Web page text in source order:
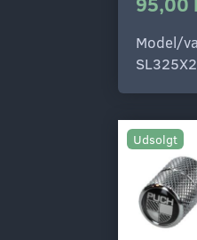
Model/
Udsolgt